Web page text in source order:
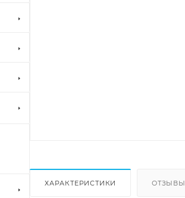
ХАРАКТЕРИСТИКИ ОТЗЫВЫ